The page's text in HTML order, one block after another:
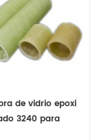
de vidrio epoxi
3240 para